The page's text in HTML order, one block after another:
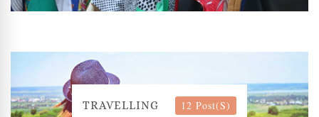
TRAVELLING 12 Post(s)